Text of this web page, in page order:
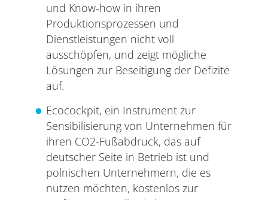
und Know-how in ihren
Produktionsprozessen und
Dienstleistungen nicht voll
ausschöpfen, und zeigt mögliche
Lösungen zur Beseitigung der Defizite
auf.
Ecocockpit, ein Instrument zur
Sensibilisierung von Unternehmen für
ihren CO2-Fußabdruck, das auf
deutscher Seite in Betrieb ist und
polnischen Unternehmern, die es
nutzen möchten, kostenlos zur